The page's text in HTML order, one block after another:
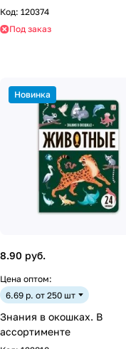
Код: 120374
Под заказ
Новинка
8.90 руб.
Цена оптом:
6.69 р. от 250 шт
Знания в окошках. В
ассортименте